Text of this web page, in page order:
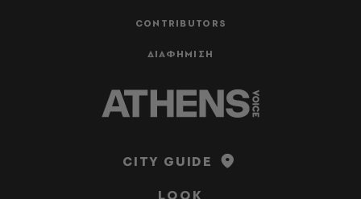
CONTRIBUTORS
ΔΙΑΦΗΜΙΣΗ
CITY GUIDE
LOOK